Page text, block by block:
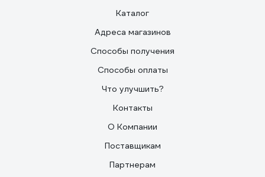
Каталог
Адреса магазинов
Способы получения
Способы оплаты
Что улучшить?
Контакты
О Компании
Поставщикам
Партнерам